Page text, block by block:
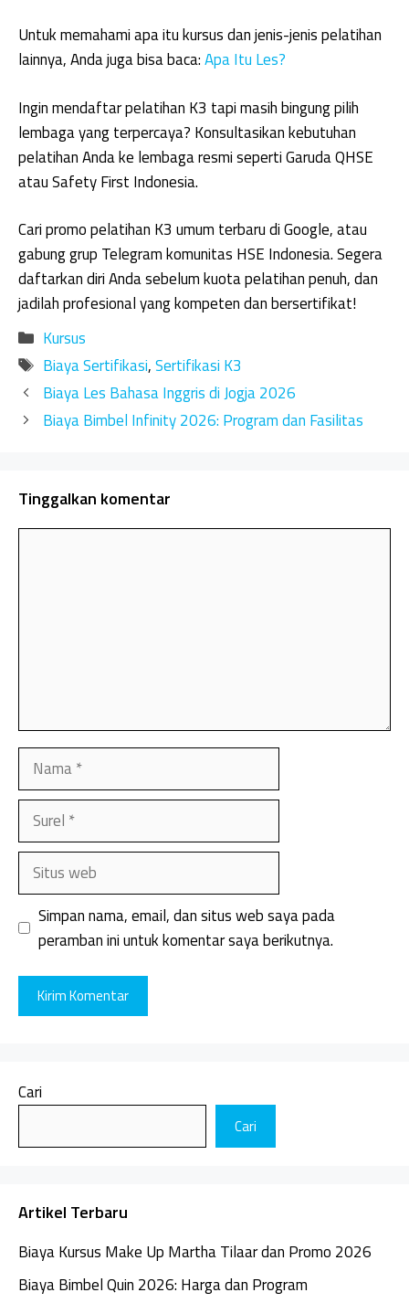
Untuk memahami apa itu kursus dan jenis-jenis pelatihan
lainnya, Anda juga bisa baca:Apa Itu Les?
Ingin mendaftar pelatihan K3 tapi masih bingung pilih
lembaga yang terpercaya? Konsultasikan kebutuhan
pelatihan Anda ke lembaga resmi seperti Garuda QHSE
atau Safety First Indonesia.
Cari promo pelatihan K3 umum terbaru di Google, atau
gabung grup Telegram komunitas HSE Indonesia. Segera
daftarkan diri Anda sebelum kuota pelatihan penuh, dan
jadilah profesional yang kompeten dan bersertifikat!
Kategori
Kursus
Tag
Biaya Sertifikasi,Sertifikasi K3
Biaya Les Bahasa Inggris di Jogja 2026
Biaya Bimbel Infinity 2026: Program dan Fasilitas
Tinggalkan komentar
Nama
Surel
Situs
Simpan nama, email, dan situs web saya pada
peramban ini untuk komentar saya berikutnya.
Cari
Cari
Artikel Terbaru
Biaya Kursus Make Up Martha Tilaar dan Promo 2026
Biaya Bimbel Quin 2026: Harga dan Program